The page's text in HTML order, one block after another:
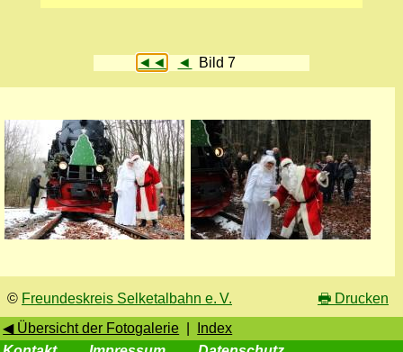
◄◄ ◄ Bild 7
© Freundeskreis Selketalbahn e. V. 🖶 Drucken
◀ Übersicht der Fotogalerie
Index